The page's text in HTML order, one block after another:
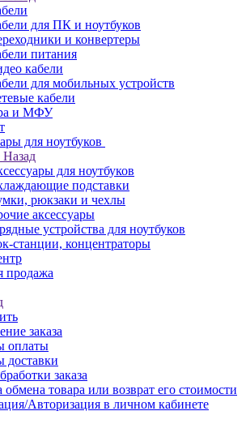
для ПК и ноутбуков
и конвертеры
питания
кабели
для мобильных устройств
кабели
и МФУ
для ноутбуков
Назад
для ноутбуков
подставки
рюкзаки и чехлы
аксессуары
устройства для ноутбуков
станции, концентраторы
продажа
заказа
оплаты
доставки
заказа
товара или возврат его стоимости
Авторизация в личном кабинете